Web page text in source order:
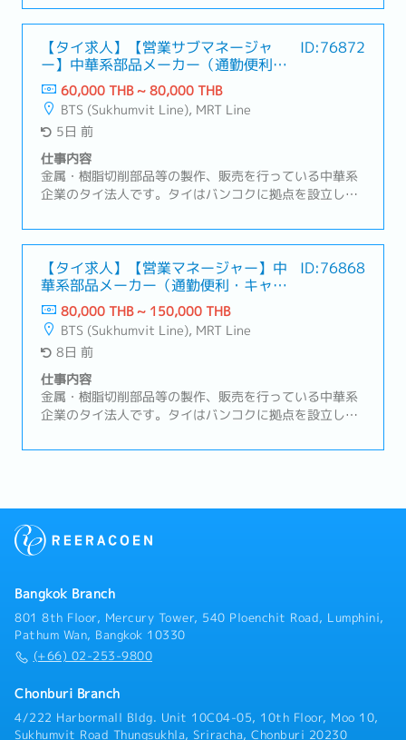
へのサービス導入提案・業務改善やシステム化改善のパ
ッケージ提案・顧客の抱える問題やご要望をヒアリン
グ、最適な解決策を提案・顧客の目的を最大化するた
め、コスト・運用のバランスを考えた提案・顧客の多く
は製造業のため工業団地へ訪問（アユタヤ周辺、サムッ
トプラカーン、アマタナコンなど）・訪問時はドライバ
ー付き社用車を利用
【タイ求人】【営業サブマネージャ
ー】中華系部品メーカー（通勤便利・
キャリアパス豊富）
ID:76872
60,000 THB ~ 80,000 THB
BTS (Sukhumvit Line), MRT Line
5日 前
仕事内容
金属・樹脂切削部品等の製作、販売を行っている中華系
企業のタイ法人です。タイはバンコクに拠点を設立し、
拠点として機能しているBOI取得企業です。営業スタイ
ルは主に既存顧客（日系の半導体製造装置メーカー）の
フォロー営業を行っていただきます。【職務内容】メイ
ン商材: 半導体製造装置向けの加工部品①案件の実務管
理・受発注、納期、在庫の管理・案件ごとの進捗管理お
よび課題抽出・トラブルの一次対応および社内エスカレ
ーション②海外拠点（日本、中国）との調整業務・納
期、品質、価格に関する調整・情報の取りまとめおよび
社内展開③サプライア対応サポート・仕入先との納期調
整・見積取得および価格管理④顧客対応サポート・顧客
からの問い合わせ対応・納期回答、仕様確認・営業マネ
【タイ求人】【営業マネージャー】中
華系部品メーカー（通勤便利・キャリ
アパス豊富）
ID:76868
80,000 THB ~ 150,000 THB
BTS (Sukhumvit Line), MRT Line
8日 前
仕事内容
金属・樹脂切削部品等の製作、販売を行っている中華系
企業のタイ法人です。タイはバンコクに拠点を設立し、
拠点として機能しているBOI取得企業です。本ポジショ
署への連携、一次処置・恒久的処置等の交渉を行ってい
体製造装置メーカー）のフォロー営業を行っていただき
方針策定・顧客要望に沿ったプロジェクト推進、期限管
理② サプライヤーマネジメント・仕入価格交渉およびコ
スト改善活動・品質／納期トラブル発生時の是正対応・
キャパシティ管理、安全在庫管理③ 収益管理・案件別の
ト変動（為替・物流等）の影響管理
Bangkok Branch
801 8th Floor, Mercury Tower, 540 Ploenchit Road, Lumphini,
Pathum Wan, Bangkok 10330
(+66) 02-253-9800
Chonburi Branch
4/222 Harbormall Bldg. Unit 10C04-05, 10th Floor, Moo 10,
Sukhumvit Road Thungsukhla, Sriracha, Chonburi 20230